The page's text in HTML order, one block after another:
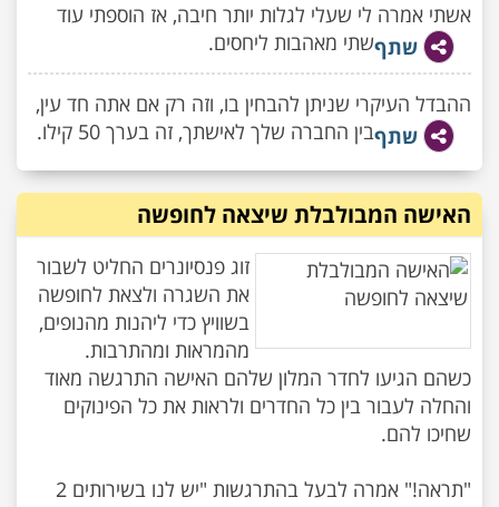
אשתי אמרה לי שעלי לגלות יותר חיבה, אז הוספתי עוד
שתי מאהבות ליחסים.שתף
ההבדל העיקרי שניתן להבחין בו, וזה רק אם אתה חד עין,
בין החברה שלך לאישתך, זה בערך 50 קילו.שתף
האישה המבולבלת שיצאה לחופשה
זוג פנסיונרים החליט לשבור
את השגרה ולצאת לחופשה
בשוויץ כדי ליהנות מהנופים,
כשהם הגיעו לחדר המלון שלהם האישה התרגשה מאוד
והחלה לעבור בין כל החדרים ולראות את כל הפינוקים
"תראה!" אמרה לבעל בהתרגשות "יש לנו בשירותים 2